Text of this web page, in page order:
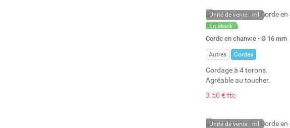
Unité de vente : ml
En stock
Stock : 120
Corde en chanvre - Ø 16 mm
Autres Cordes
Cordage à 4 torons.
Agréable au toucher.
3.50 € ttc
Unité de vente : ml